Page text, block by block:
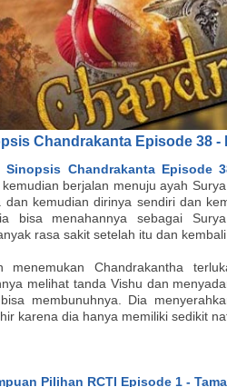
Chandrakanta Episode 38 -
Sinopsis Chandrakanta Episode
berjalan menuju ayah
dan kemudian dirinya sendiri dan
bisa menahannya sebagai
rasa sakit setelah itu dan
menemukan Chandrakantha
melihat tanda Vishu dan
membunuhnya. Dia
karena dia hanya memiliki sedikit
Pilihan RCTI Episode 1 -